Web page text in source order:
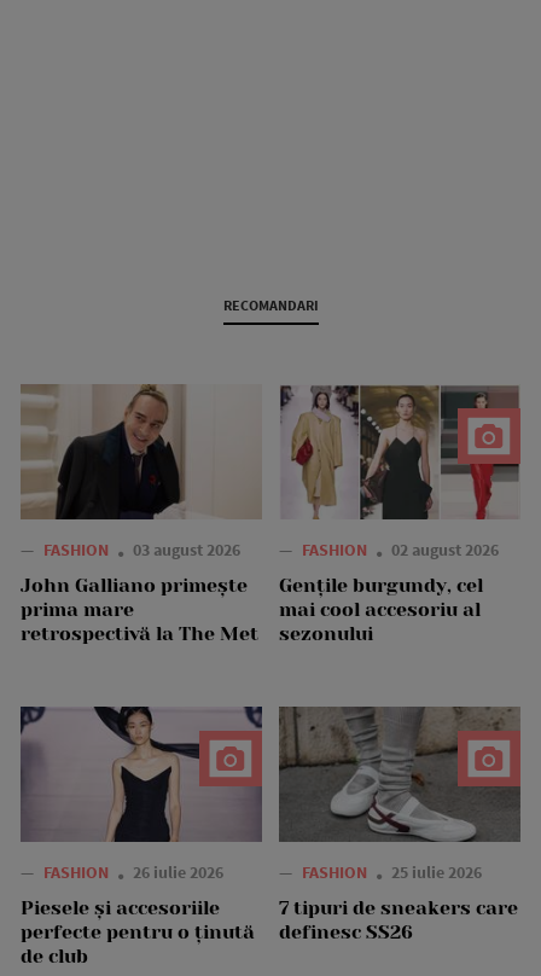
RECOMANDARI
— FASHION 03 august 2026
John Galliano primește
prima mare
retrospectivă la The Met
— FASHION 02 august 2026
Gențile burgundy, cel
mai cool accesoriu al
sezonului
— FASHION 26 iulie 2026
Piesele și accesoriile
perfecte pentru o ținută
de club
— FASHION 25 iulie 2026
7 tipuri de sneakers care
definesc SS26